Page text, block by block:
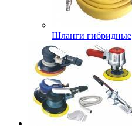
Шланги гибридные